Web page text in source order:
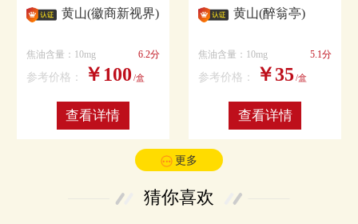
黄山(徽商新视界)
焦油含量：10mg 6.2分
参考价格： ￥100 /盒
查看详情
黄山(醉翁亭)
焦油含量：10mg 5.1分
参考价格： ￥35 /盒
查看详情
更多
猜你喜欢